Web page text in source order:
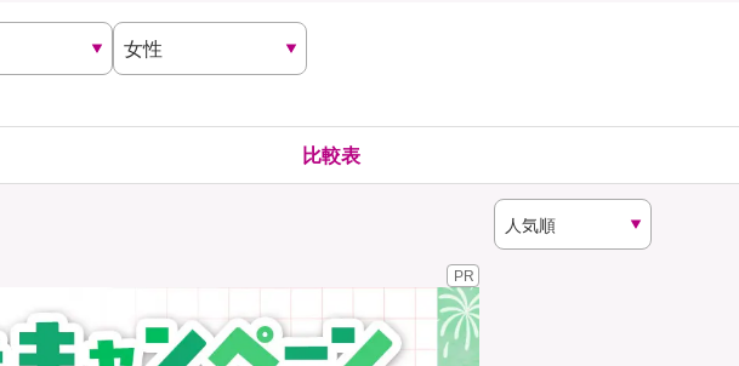
火災保険
比較表
PR